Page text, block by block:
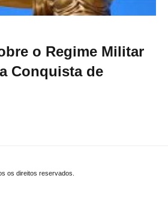
o Regime Militar
Conquista de
os direitos reservados.